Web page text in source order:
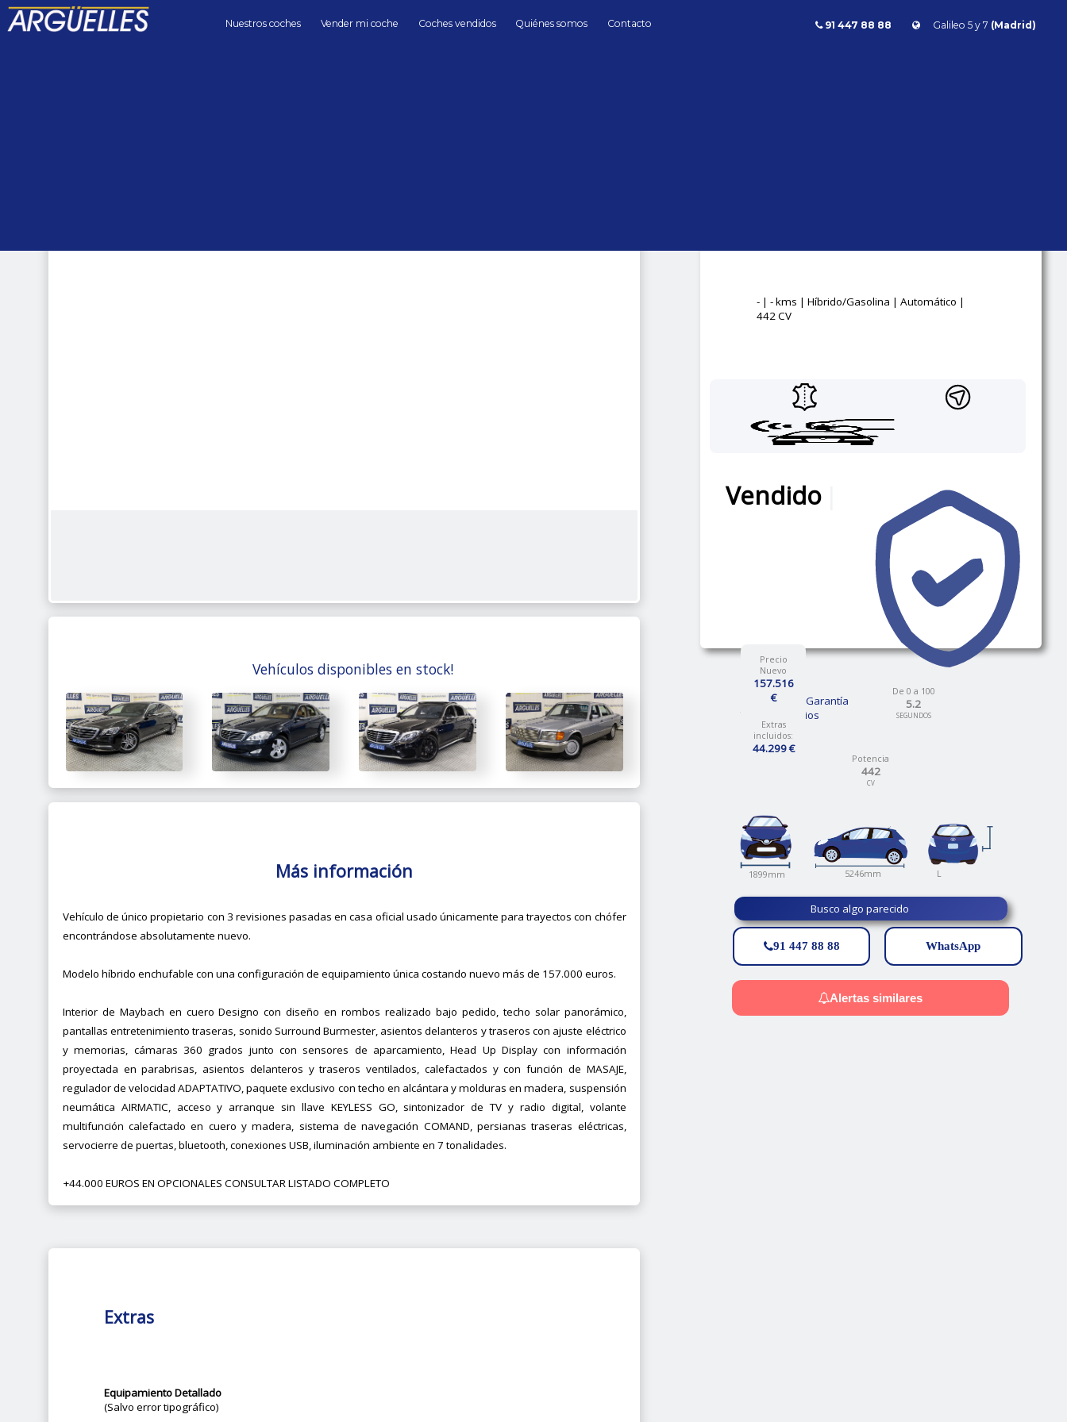
Nuestros coches Vender mi coche Coches vendidos Quiénes somos Contacto 91 447 88 88 Galileo 5 y 7 (Madrid)
Vehículos disponibles en stock!
Más información
Vehículo de único propietario con 3 revisiones pasadas en casa oficial usado únicamente para trayectos con chófer
encontrándose absolutamente nuevo.
Modelo híbrido enchufable con una configuración de equipamiento única costando nuevo más de 157.000 euros.
Interior de Maybach en cuero Designo con diseño en rombos realizado bajo pedido, techo solar panorámico,
pantallas entretenimiento traseras, sonido Surround Burmester, asientos delanteros y traseros con ajuste eléctrico
y memorias, cámaras 360 grados junto con sensores de aparcamiento, Head Up Display con información
proyectada en parabrisas, asientos delanteros y traseros ventilados, calefactados y con función de MASAJE,
regulador de velocidad ADAPTATIVO, paquete exclusivo con techo en alcántara y molduras en madera, suspensión
neumática AIRMATIC, acceso y arranque sin llave KEYLESS GO, sintonizador de TV y radio digital, volante
multifunción calefactado en cuero y madera, sistema de navegación COMAND, persianas traseras eléctricas,
servocierre de puertas, bluetooth, conexiones USB, iluminación ambiente en 7 tonalidades.
+44.000 EUROS EN OPCIONALES CONSULTAR LISTADO COMPLETO
Extras
Equipamiento Detallado
(Salvo error tipográfico)
- | - kms | Híbrido/Gasolina | Automático |
442 CV
Vendido
12 Meses de Garantía
Talleres propios
De 0 a 100
5.2
SEGUNDOS
Precio
Nuevo
157.516
€
Extras
incluidos:
44.299 €
Potencia
442
CV
1899mm 5246mm L
Busco algo parecido
91 447 88 88 WhatsApp
Alertas similares